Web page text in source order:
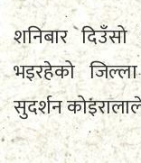
शनिबार
भइरहेको
सुदर्शन